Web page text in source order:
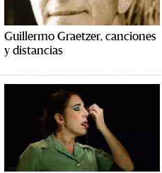
Guillermo Graetzer, canciones
y distancias